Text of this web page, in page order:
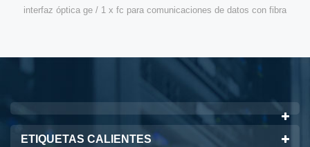
de datos con fibra
las mejores soluciones para
transceptores ópticos están diseñados
rendimiento y son rentables para
mejores soluciones para aplicaciones
ETIQUETAS CALIENTES